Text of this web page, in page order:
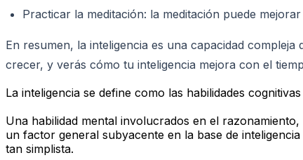
Practicar la meditación: la meditación puede
En resumen, la inteligencia es una capacidad
crecer, y verás cómo tu inteligencia mejora con el
La inteligencia se define como las habilidades
Una habilidad mental involucrados en el
un factor general subyacente en la base de
tan simplista.